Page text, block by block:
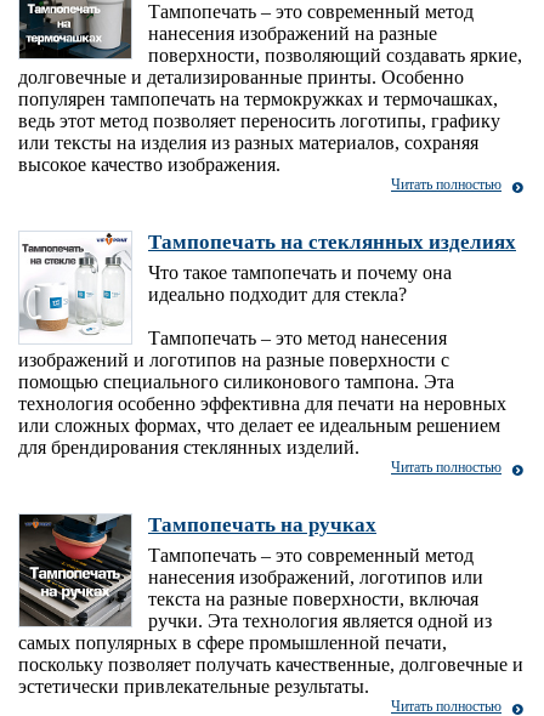
Тампопечать – это современный метод
нанесения изображений на разные
поверхности, позволяющий создавать яркие,
долговечные и детализированные принты. Особенно
популярен тампопечать на термокружках и термочашках,
ведь этот метод позволяет переносить логотипы, графику
или тексты на изделия из разных материалов, сохраняя
высокое качество изображения.
Читать полностью
Тампопечать на стеклянных изделиях
Что такое тампопечать и почему она
идеально подходит для стекла?
Тампопечать – это метод нанесения
изображений и логотипов на разные поверхности с
помощью специального силиконового тампона. Эта
технология особенно эффективна для печати на неровных
или сложных формах, что делает ее идеальным решением
для брендирования стеклянных изделий.
Читать полностью
Тампопечать на ручках
Тампопечать – это современный метод
нанесения изображений, логотипов или
текста на разные поверхности, включая
ручки. Эта технология является одной из
самых популярных в сфере промышленной печати,
поскольку позволяет получать качественные, долговечные и
эстетически привлекательные результаты.
Читать полностью